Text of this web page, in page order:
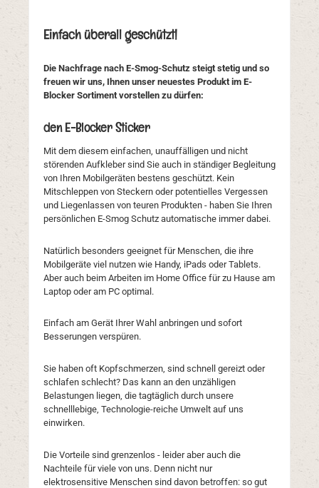
Einfach überall geschützt!
Die Nachfrage nach E-Smog-Schutz steigt stetig und so
freuen wir uns, Ihnen unser neuestes Produkt im E-
Blocker Sortiment vorstellen zu dürfen:
den E-Blocker Sticker
Mit dem diesem einfachen, unauffälligen und nicht
störenden Aufkleber sind Sie auch in ständiger Begleitung
von Ihren Mobilgeräten bestens geschützt. Kein
Mitschleppen von Steckern oder potentielles Vergessen
und Liegenlassen von teuren Produkten - haben Sie Ihren
persönlichen E-Smog Schutz automatische immer dabei.
Natürlich besonders geeignet für Menschen, die ihre
Mobilgeräte viel nutzen wie Handy, iPads oder Tablets.
Aber auch beim Arbeiten im Home Office für zu Hause am
Laptop oder am PC optimal.
Einfach am Gerät Ihrer Wahl anbringen und sofort
Besserungen verspüren.
Sie haben oft Kopfschmerzen, sind schnell gereizt oder
schlafen schlecht? Das kann an den unzähligen
Belastungen liegen, die tagtäglich durch unsere
schnelllebige, Technologie-reiche Umwelt auf uns
einwirken.
Die Vorteile sind grenzenlos - leider aber auch die
Nachteile für viele von uns. Denn nicht nur
elektrosensitive Menschen sind davon betroffen: so gut